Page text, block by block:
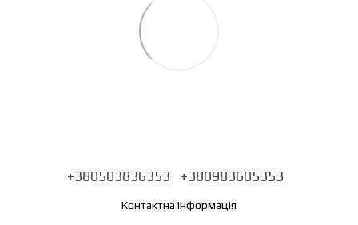
+380503836353 +380983605353
Контактна інформація